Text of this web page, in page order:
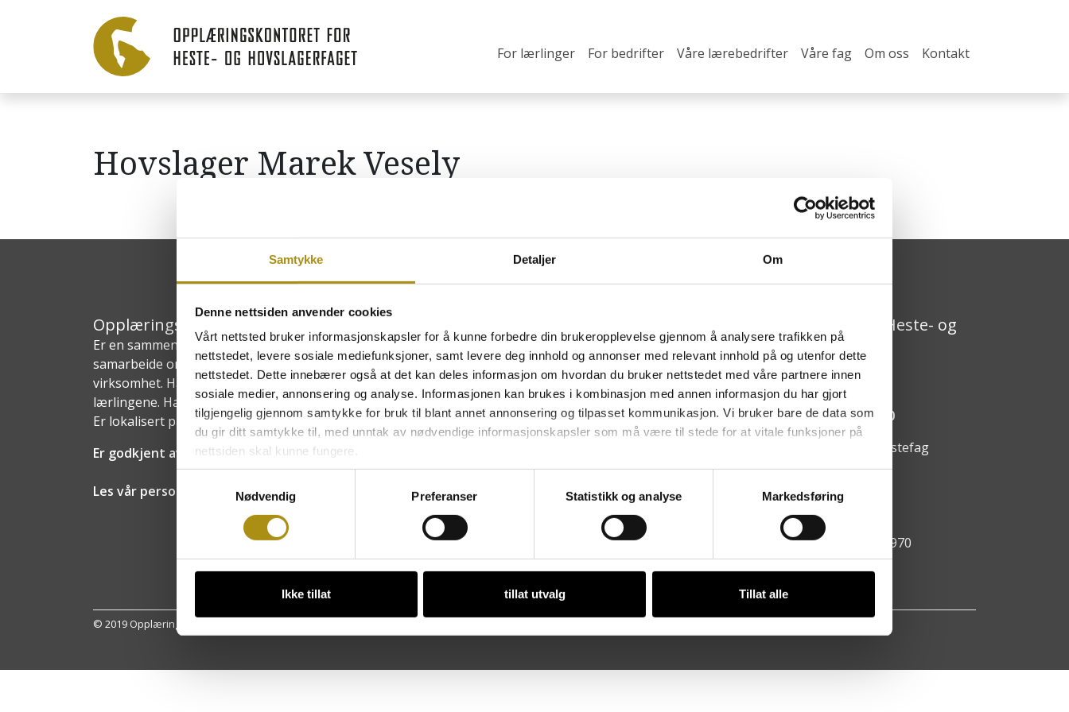
Samtykke Detaljer Om
Denne nettsiden anvender cookies
Vårt nettsted bruker informasjonskapsler for å kunne forbedre din brukeropplevelse gjennom å analysere trafikken på
nettstedet, levere sosiale mediefunksjoner, samt levere deg innhold og annonser med relevant innhold på og utenfor dette
nettstedet. Dette innebærer også at det kan deles informasjon om hvordan du bruker nettstedet med våre partnere innen
sosiale medier, annonsering og analyse. Informasjonen kan brukes i kombinasjon med annen informasjon du har gjort
tilgjengelig gjennom samtykke for bruk til blant annet annonsering og tilpasset kommunikasjon. Vi bruker bare de data som
du gir ditt samtykke til, med unntak av nødvendige informasjonskapsler som må være til stede for at vitale funksjoner på
nettsiden skal kunne fungere.
Nødvendig
Preferanser Statistikk og analyse Markedsføring
Ikke tillat tillat utvalg Tillat alle
For lærlinger For bedrifter Våre lærebedrifter Våre fag Om oss Kontakt
Hovslager Marek Vesely
Opplæringskontoret for heste- og hovslagerfaget
Er en sammenslutning av bedrifter innen hestebransjen som ønsker å
samarbeide om opplæring av lærlinger og utvikling av egen
virksomhet. Har et eget styre med representanter fra bedriftene og
lærlingene. Har en daglig leder, en faglig veileder og kontorpersonale.
Er lokalisert på Starum i Oppland fylke.
Er godkjent av Utdanningsetaten i alle fylker i Norge.
Les vår personvernerklæring
Opplæringskontoret for Heste- og
Hovslagerfaget
Starumsvegen 64, 2850 Lena
Åpningstider:
Mandag - fredag kl. 08:00 - 15:00
https://www.facebook.com/hestefag
ao@hestefag.no
Organisasjonsnummer: 981 112 970
© 2019 Opplæringskontoret for heste- og hovslagerfaget • Org. nr. 981 112 97 • Designet og utviklet av